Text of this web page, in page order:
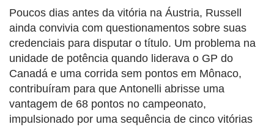
Poucos dias antes da vitória na Áustria, Russell
ainda convivia com questionamentos sobre suas
credenciais para disputar o título. Um problema na
unidade de potência quando liderava o GP do
Canadá e uma corrida sem pontos em Mônaco,
contribuíram para que Antonelli abrisse uma
vantagem de 68 pontos no campeonato,
impulsionado por uma sequência de cinco vitórias